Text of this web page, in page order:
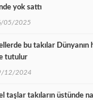
yok sattı
05/2025
bu takılar Dünyanın
tutulur
12/2024
taşlar takıların üstünde